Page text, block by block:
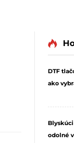
DTF
ako
odolné